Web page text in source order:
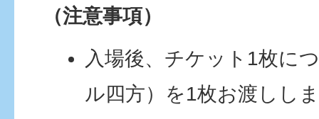
（注意事項）
入場後、チケット1枚に
ル四方）を1枚お渡しし